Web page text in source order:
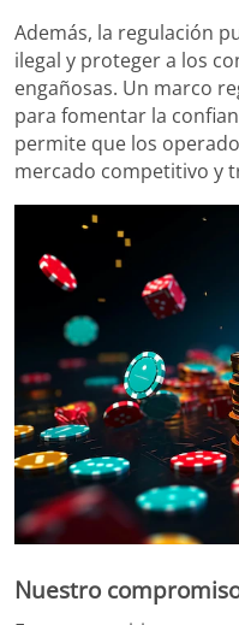
Además, la regulación
ilegal y proteger a los
engañosas. Un marco
para fomentar la
permite que los
mercado competitivo y
Nuestro